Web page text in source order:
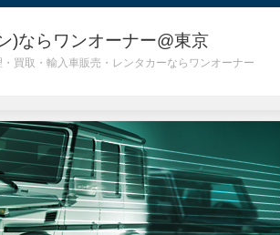
)ならワンオーナー@東京
買取・輸入車販売・レンタカーならワンオーナー